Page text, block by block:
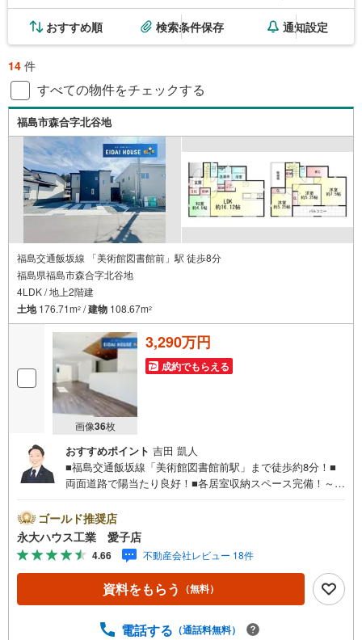
おすすめ順 検索条件保存 通知設定
14 件
すべての物件をチェックする
福島市森合字北谷地
福島交通飯坂線 「美術館図書館前」駅 徒歩8分
福島県福島市森合字北谷地
4LDK / 地上2階建
土地176.71m2 /建物 108.67m2
画像36枚
3,290万円
成約でもらえる
おすすめポイント 吉田 凱人
■福島交通飯坂線「美術館図書館前駅」まで徒歩約8分！■
両面道路で陽当たり良好！■各居室収納スペース完備！～永
で展開中！こちらでは当社の強みを大きく2つに分けてご紹
介！1.＜豊富な不動産知識＞戸建・マンション・土地...と
種別を問わず不動産を取り扱っております。更に教育施設
や商業施設、子育て環境や行政などの地域情報を総合し、
お客様により良い物件選びをして頂けるよう、しっかりと
サポートさせて頂きます。2.＜経験豊富なスタッフ＞当社
宅に関する様々なご質問はもちろん、ご購入時に気になる
ゴールド推奨店
永大ハウス工業 愛子店
4.66 不動産会社レビュー 18件
資料をもらう （無料）
電話する （通話料無料）